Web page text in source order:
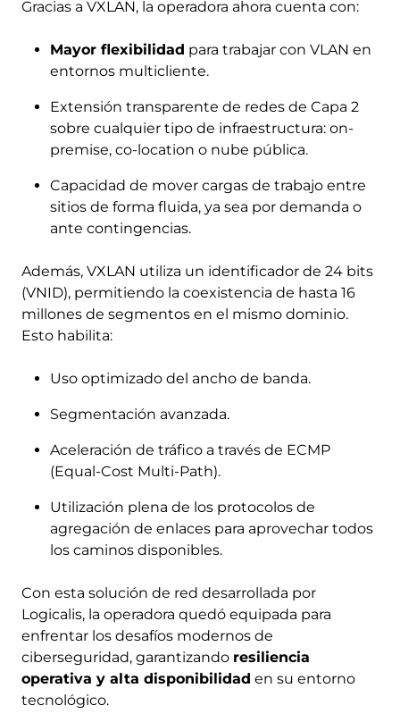
Gracias a VXLAN, la operadora ahora cuenta con:
Mayor flexibilidad para trabajar con VLAN en
entornos multicliente.
Extensión transparente de redes de Capa 2
sobre cualquier tipo de infraestructura: on-
premise, co-location o nube pública.
Capacidad de mover cargas de trabajo entre
sitios de forma fluida, ya sea por demanda o
ante contingencias.
Además, VXLAN utiliza un identificador de 24 bits
(VNID), permitiendo la coexistencia de hasta 16
millones de segmentos en el mismo dominio.
Esto habilita:
Uso optimizado del ancho de banda.
Segmentación avanzada.
Aceleración de tráfico a través de ECMP
(Equal-Cost Multi-Path).
Utilización plena de los protocolos de
agregación de enlaces para aprovechar todos
los caminos disponibles.
Con esta solución de red desarrollada por
Logicalis, la operadora quedó equipada para
enfrentar los desafíos modernos de
ciberseguridad, garantizando resiliencia
operativa y alta disponibilidad en su entorno
tecnológico.